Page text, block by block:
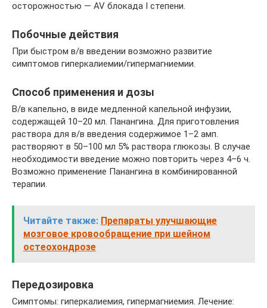
осторожностью — AV блокада I степени.
Побочные действия
При быстром в/в введении возможно развитие
симптомов гиперкалиемии/гипермагниемии.
Способ применения и дозы
В/в капельно, в виде медленной капельной инфузии,
содержащей 10–20 мл. Панангина. Для приготовления
раствора для в/в введения содержимое 1–2 амп.
растворяют в 50–100 мл 5% раствора глюкозы. В случае
необходимости введение можно повторить через 4–6 ч.
Возможно применение Панангина в комбинированной
терапии.
Читайте также: Препараты улучшающие
мозговое кровообращение при шейном
остеохондрозе
Передозировка
Симптомы: гиперкалиемия, гипермагниемия. Лечение: